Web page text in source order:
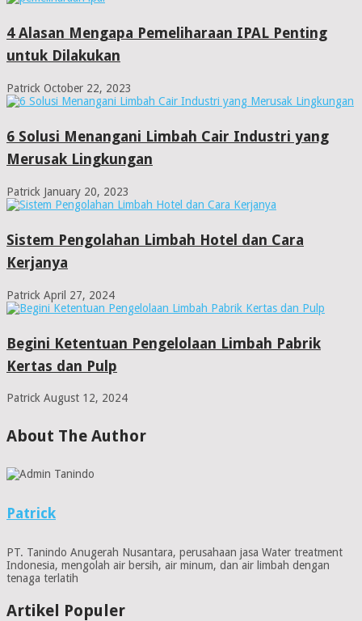
4 Alasan Mengapa Pemeliharaan IPAL Penting
untuk Dilakukan
Patrick October 22, 2023
6 Solusi Menangani Limbah Cair Industri yang
Merusak Lingkungan
Patrick January 20, 2023
Sistem Pengolahan Limbah Hotel dan Cara
Kerjanya
Patrick April 27, 2024
Begini Ketentuan Pengelolaan Limbah Pabrik
Kertas dan Pulp
Patrick August 12, 2024
About The Author
Patrick
PT. Tanindo Anugerah Nusantara, perusahaan jasa Water treatment
Indonesia, mengolah air bersih, air minum, dan air limbah dengan
tenaga terlatih
Artikel Populer